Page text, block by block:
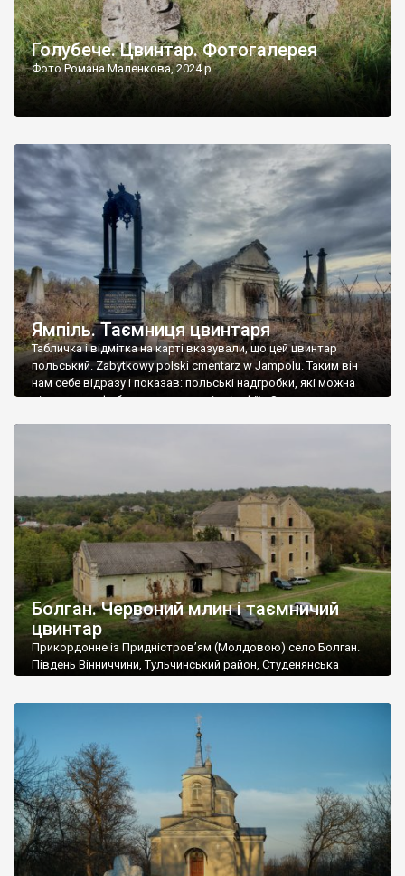
Голубече. Цвинтар. Фотогалерея
Фото Романа Маленкова, 2024 р.
Ямпіль. Таємниця цвинтаря
Табличка і відмітка на карті вказували, що цей цвинтар
польський. Zabytkowy polski cmentarz w Jampolu. Таким він
нам себе відразу і показав: польські надгробки, які можна
віднести до фабричних, польські епітафії… Загалом цвинтар
Болган. Червоний млин і таємничий
цвинтар
Прикордонне із Придністров’ям (Молдовою) село Болган.
Південь Вінниччини, Тульчинський район, Студенянська
старовинний цвинтар із кам’яними хрестами. Всі епітафії, які
збереглися, написані кирилицею, церковнослов’янською
мовою. За всіма традиційними ознаками – цвинтар
український. Хрести датуються 19 століттям. У 1924-1940
роках Болган […]